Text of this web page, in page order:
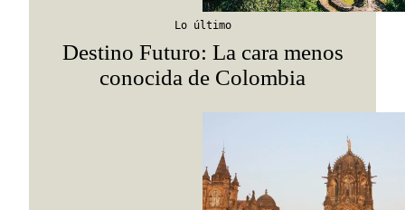
Lo último
Destino Futuro: La cara menos
conocida de Colombia